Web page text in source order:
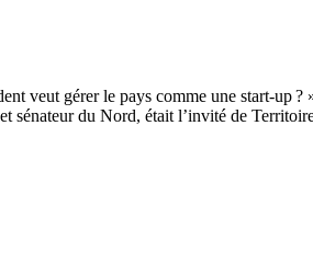
sénateur du Nord, était l’invité de